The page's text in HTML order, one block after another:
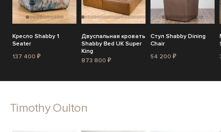
Кресло Shabby 1
Seater
137 400 ₽
Двуспальная кровать
Shabby Bed UK Super
King
873 800 ₽
Стул Shabby Dining
Chair
54 200 ₽
Timothy Oulton